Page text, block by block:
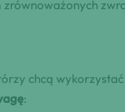
chcą
: